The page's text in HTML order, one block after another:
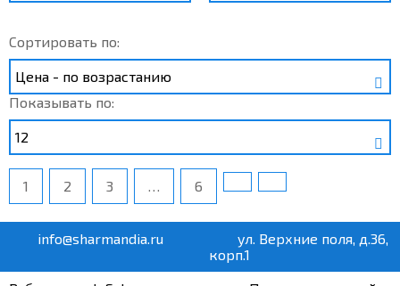
Сортировать по:
Показывать по:
1 2 3 … 6
info@sharmandia.ru
ул. Верхние поля, д.36,
корп.1